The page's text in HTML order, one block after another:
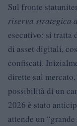
Sul fronte
riserva strategica
esecutivo: si tratta
di asset digitali,
confiscati.
dirette sul
possibilità di un
2026 è stato
attende un